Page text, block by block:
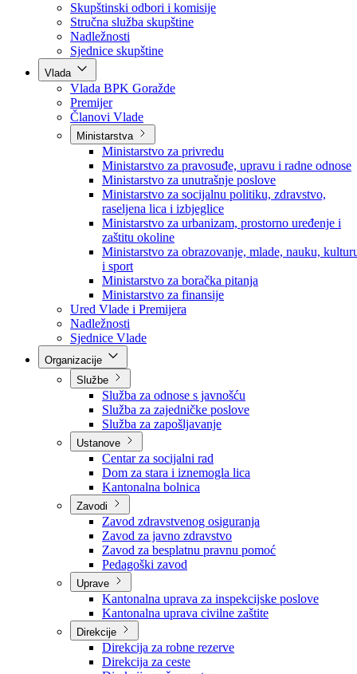
Poslanici po strankama
Poslanici po klubovima naroda
Kolegij skupštine
Skupštinski odbori i komisije
Stručna služba skupštine
Nadležnosti
Sjednice skupštine
Vlada
Vlada BPK Goražde
Premijer
Članovi Vlade
Ministarstva
Ministarstvo za privredu
Ministarstvo za pravosuđe, upravu i radne odnose
Ministarstvo za unutrašnje poslove
Ministarstvo za socijalnu politiku, zdravstvo,
raseljena lica i izbjeglice
Ministarstvo za urbanizam, prostorno uređenje i
zaštitu okoline
Ministarstvo za obrazovanje, mlade, nauku,
i sport
Ministarstvo za boračka pitanja
Ministarstvo za finansije
Ured Vlade i Premijera
Nadležnosti
Sjednice Vlade
Službe
Služba za odnose s javnošću
Služba za zajedničke poslove
Služba za zapošljavanje
Ustanove
Centar za socijalni rad
Dom za stara i iznemogla lica
Kantonalna bolnica
Zavodi
Zavod zdravstvenog osiguranja
Zavod za javno zdravstvo
Zavod za besplatnu pravnu pomoć
Pedagoški zavod
Uprave
Kantonalna uprava za inspekcijske poslove
Kantonalna uprava civilne zaštite